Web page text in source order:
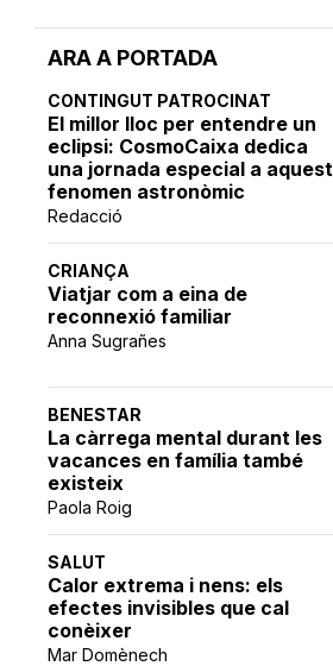
ARA A PORTADA
CONTINGUT PATROCINAT
El millor lloc per entendre un
eclipsi: CosmoCaixa dedica
una jornada especial a aquest
fenomen astronòmic
Redacció
CRIANÇA
Viatjar com a eina de
reconnexió familiar
Anna Sugrañes
BENESTAR
La càrrega mental durant les
vacances en família també
existeix
Paola Roig
SALUT
Calor extrema i nens: els
efectes invisibles que cal
conèixer
Mar Domènech